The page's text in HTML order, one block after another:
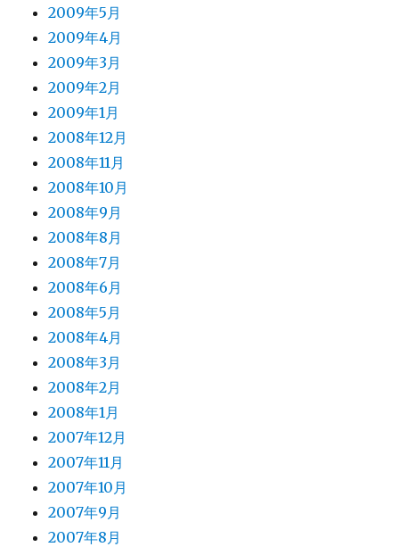
2009年5月
2009年4月
2009年3月
2009年2月
2009年1月
2008年12月
2008年11月
2008年10月
2008年9月
2008年8月
2008年7月
2008年6月
2008年5月
2008年4月
2008年3月
2008年2月
2008年1月
2007年12月
2007年11月
2007年10月
2007年9月
2007年8月